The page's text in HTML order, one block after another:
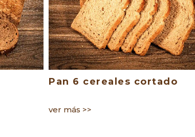
Pan 6 cereales cortado
ver más >>